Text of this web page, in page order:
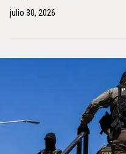
julio 30, 2026